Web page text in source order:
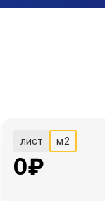
лист м2
0₽